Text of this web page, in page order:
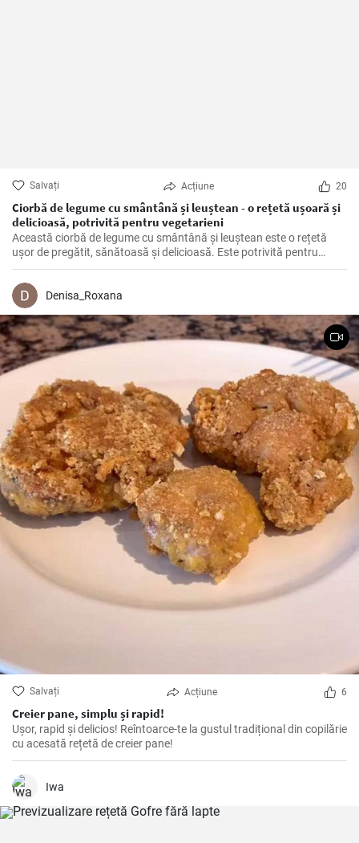
Salvați Acțiune 20
Ciorbă de legume cu smântână și leuștean - o rețetă ușoară și
delicioasă, potrivită pentru vegetarieni
Această ciorbă de legume cu smântână și leuștean este o rețetă
ușor de pregătit, sănătoasă și delicioasă. Este potrivită pentru
vegetarieni, deoarece nu conține carne, dar este plină de legume
proaspete și arome delicioase.
Denisa_Roxana
Salvați Acțiune 6
Creier pane, simplu și rapid!
Ușor, rapid și delicios! Reîntoarce-te la gustul tradițional din copilărie
cu acesată rețetă de creier pane!
Iwa